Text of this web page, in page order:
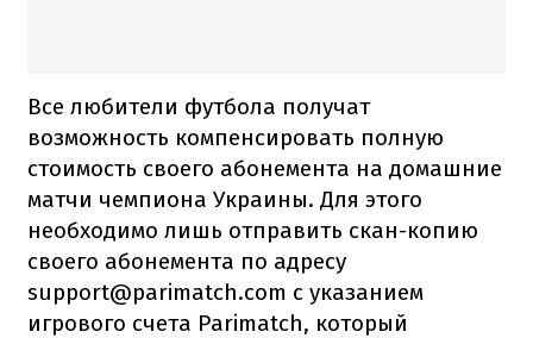
Все любители футбола получат
возможность компенсировать полную
стоимость своего абонемента на домашние
матчи чемпиона Украины. Для этого
необходимо лишь отправить скан-копию
своего абонемента по адресу
support@parimatch.com с указанием
игрового счета Parimatch, который